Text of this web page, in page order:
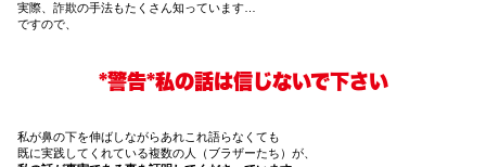
実際、詐欺の手法もたくさん知っています…
ですので、
*警告*私の話は信じないで下さい
私が鼻の下を伸ばしながらあれこれ語らなくても
既に実践してくれている複数の人（ブラザーたち）が、